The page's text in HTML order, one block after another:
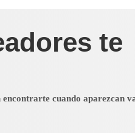
te
cuando aparezcan